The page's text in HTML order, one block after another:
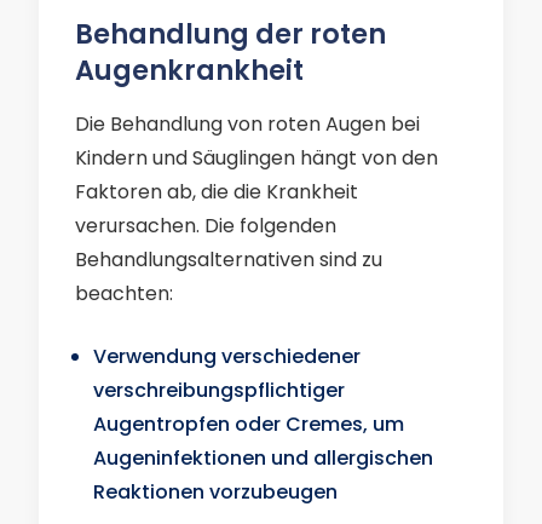
Behandlung der roten
Augenkrankheit
Die Behandlung von roten Augen bei
Kindern und Säuglingen hängt von den
Faktoren ab, die die Krankheit
verursachen. Die folgenden
Behandlungsalternativen sind zu
beachten:
Verwendung verschiedener
verschreibungspflichtiger
Augentropfen oder Cremes, um
Augeninfektionen und allergischen
Reaktionen vorzubeugen